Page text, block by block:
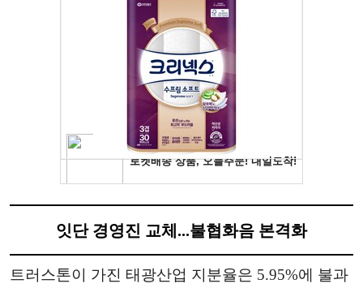
잇단 경영진 교체...불협화음 본격화
트러스톤이 가진 태광산업 지분율은 5.95%에 불과